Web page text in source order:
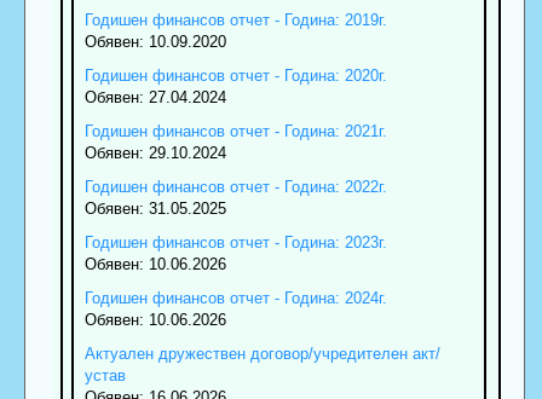
Годишен финансов отчет - Година: 2019г.
Обявен: 10.09.2020
Годишен финансов отчет - Година: 2020г.
Обявен: 27.04.2024
Годишен финансов отчет - Година: 2021г.
Обявен: 29.10.2024
Годишен финансов отчет - Година: 2022г.
Обявен: 31.05.2025
Годишен финансов отчет - Година: 2023г.
Обявен: 10.06.2026
Годишен финансов отчет - Година: 2024г.
Обявен: 10.06.2026
Актуален дружествен договор/учредителен акт/
устав